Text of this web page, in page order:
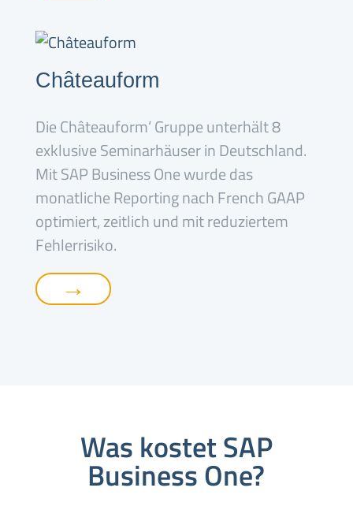
Châteauform
Die Châteauform’ Gruppe unterhält 8
exklusive Seminarhäuser in Deutschland.
Mit SAP Business One wurde das
monatliche Reporting nach French GAAP
optimiert, zeitlich und mit reduziertem
Fehlerrisiko.
→
Was kostet SAP
Business One?